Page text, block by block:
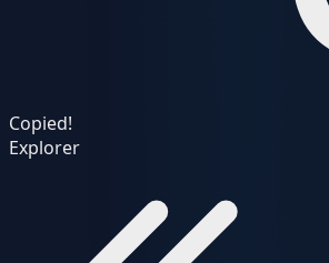
Copied!
Explorer